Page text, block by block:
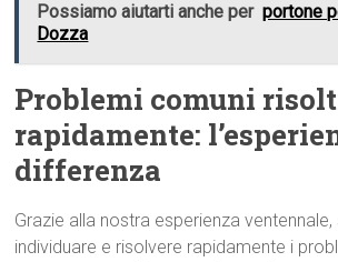
Possiamo aiutarti anche per portone
Dozza
Problemi comuni
rapidamente:
differenza
Grazie alla nostra esperienza
individuare e risolvere rapidamente i